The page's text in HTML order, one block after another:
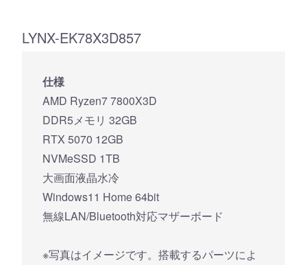
LYNX-EK78X3D857
仕様
AMD Ryzen7 7800X3D
DDR5メモリ 32GB
RTX 5070 12GB
NVMeSSD 1TB
大画面液晶水冷
Windows11 Home 64bit
無線LAN/Bluetooth対応マザーボード
※写真はイメージです。搭載するパーツによ